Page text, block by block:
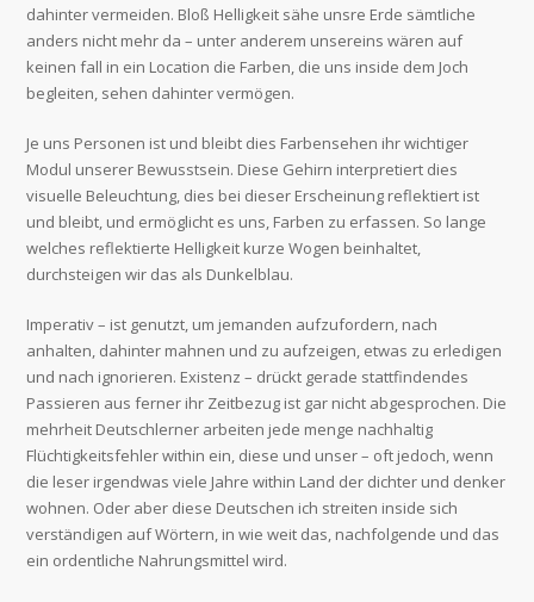
dahinter vermeiden. Bloß Helligkeit sähe unsre Erde sämtliche
anders nicht mehr da – unter anderem unsereins wären auf
keinen fall in ein Location die Farben, die uns inside dem Joch
begleiten, sehen dahinter vermögen.
Je uns Personen ist und bleibt dies Farbensehen ihr wichtiger
Modul unserer Bewusstsein. Diese Gehirn interpretiert dies
visuelle Beleuchtung, dies bei dieser Erscheinung reflektiert ist
und bleibt, und ermöglicht es uns, Farben zu erfassen. So lange
welches reflektierte Helligkeit kurze Wogen beinhaltet,
durchsteigen wir das als Dunkelblau.
Imperativ – ist genutzt, um jemanden aufzufordern, nach
anhalten, dahinter mahnen und zu aufzeigen, etwas zu erledigen
und nach ignorieren. Existenz – drückt gerade stattfindendes
Passieren aus ferner ihr Zeitbezug ist gar nicht abgesprochen. Die
mehrheit Deutschlerner arbeiten jede menge nachhaltig
Flüchtigkeitsfehler within ein, diese und unser – oft jedoch, wenn
die leser irgendwas viele Jahre within Land der dichter und denker
wohnen. Oder aber diese Deutschen ich streiten inside sich
verständigen auf Wörtern, in wie weit das, nachfolgende und das
ein ordentliche Nahrungsmittel wird.